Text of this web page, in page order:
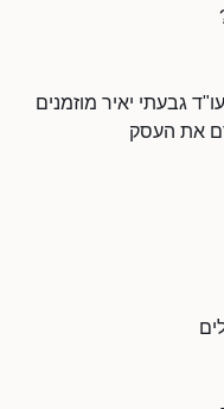
גבעתי יאיר מוזמנים
את העסק